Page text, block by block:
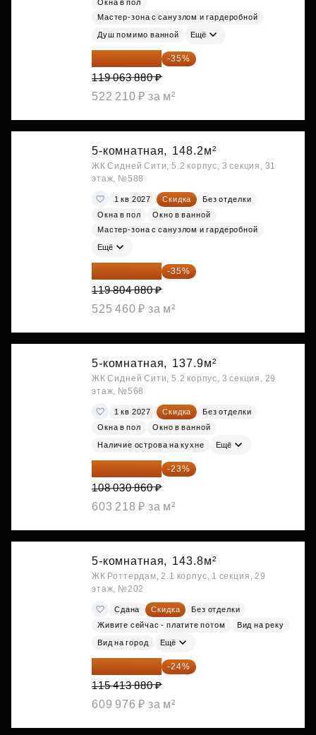
Окна в пол
Мастер-зона с санузлом и гардеробной
Душ помимо ванной Ещё
77 391 522 ₽ -35%
119 063 880 ₽
522 210 ₽ за м²
5-комнатная, 148.2м²
ЖК Сидней Сити, 5.2 корпус, 3 секция, 31
этаж, №588
1 кв 2027 Скидка
Без отделки
Окна в пол
Окно в ванной
Мастер-зона с санузлом и гардеробной
Ещё
77 873 172 ₽ -35%
119 804 880 ₽
525 460 ₽ за м²
5-комнатная, 137.9м²
ЖК Сидней Сити, 5.2 корпус, 3 секция, 29
этаж, №568
1 кв 2027 Скидка
Без отделки
Окна в пол
Окно в ванной
Наличие острова на кухне Ещё
83 183 762 ₽ -23%
108 030 860 ₽
603 218 ₽ за м²
5-комнатная, 143.8м²
ЖК Роттердам, 2.1 корпус, 1 секция, 29
этаж, №202
Сдана Скидка
Без отделки
Живите сейчас - платите потом
Вид на реку
Вид на город Ещё
87 714 549 ₽ -24%
115 413 880 ₽
609 976 ₽ за м²